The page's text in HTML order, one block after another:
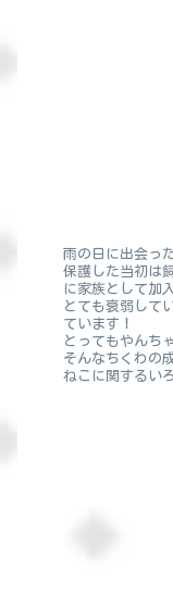
雨の日に出会っ
保護した当初は
に家族として加
とても衰弱して
ています！
とってもやんち
そんなちくわの
ねこに関するい